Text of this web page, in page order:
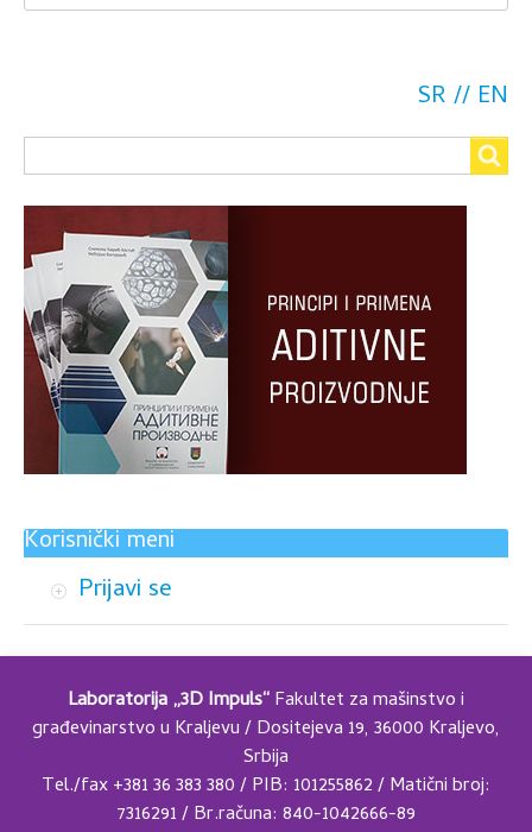
SR EN
Search
Korisnički meni
Prijavi se
Laboratorija „3D Impuls“Fakultet za mašinstvo i
građevinarstvo u Kraljevu / Dositejeva 19, 36000 Kraljevo,
Srbija
Tel./fax +381 36 383 380 / PIB: 101255862 / Matični broj:
7316291 / Br.računa: 840-1042666-89